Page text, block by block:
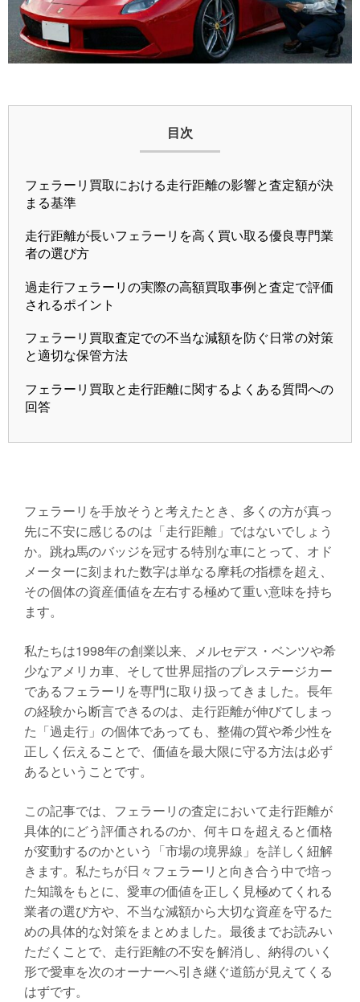
目次
フェラーリ買取における走行距離の影響と査定額が決
まる基準
走行距離が長いフェラーリを高く買い取る優良専門業
者の選び方
過走行フェラーリの実際の高額買取事例と査定で評価
されるポイント
フェラーリ買取査定での不当な減額を防ぐ日常の対策
と適切な保管方法
フェラーリ買取と走行距離に関するよくある質問への
回答
フェラーリを手放そうと考えたとき、多くの方が真っ
先に不安に感じるのは「走行距離」ではないでしょう
か。跳ね馬のバッジを冠する特別な車にとって、オド
メーターに刻まれた数字は単なる摩耗の指標を超え、
その個体の資産価値を左右する極めて重い意味を持ち
ます。
私たちは1998年の創業以来、メルセデス・ベンツや希
少なアメリカ車、そして世界屈指のプレステージカー
であるフェラーリを専門に取り扱ってきました。長年
の経験から断言できるのは、走行距離が伸びてしまっ
た「過走行」の個体であっても、整備の質や希少性を
正しく伝えることで、価値を最大限に守る方法は必ず
あるということです。
この記事では、フェラーリの査定において走行距離が
具体的にどう評価されるのか、何キロを超えると価格
が変動するのかという「市場の境界線」を詳しく紐解
きます。私たちが日々フェラーリと向き合う中で培っ
た知識をもとに、愛車の価値を正しく見極めてくれる
業者の選び方や、不当な減額から大切な資産を守るた
めの具体的な対策をまとめました。最後までお読みい
ただくことで、走行距離の不安を解消し、納得のいく
形で愛車を次のオーナーへ引き継ぐ道筋が見えてくる
はずです。